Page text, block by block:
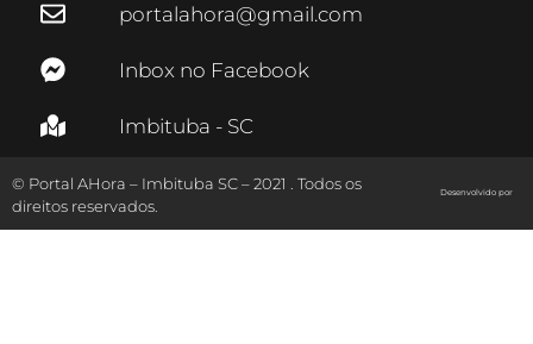
portalahora@gmail.com
Inbox no Facebook
Imbituba - SC
© Portal AHora – Imbituba SC – 2021 . Todos os
direitos reservados.
Desenvolvido por